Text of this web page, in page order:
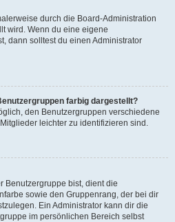
durch die Board-Administration
wird. Wenn du eine eigene
dann solltest du einen Administrator
farbig dargestellt?
den Benutzergruppen verschiedene
leichter zu identifizieren sind.
Benutzergruppe bist, dient die
sowie den Gruppenrang, der bei dir
Ein Administrator kann dir die
im persönlichen Bereich selbst